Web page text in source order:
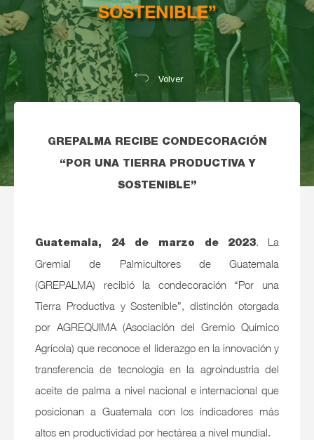
SOSTENIBLE”
Volver
GREPALMA RECIBE CONDECORACIÓN
“POR UNA TIERRA PRODUCTIVA Y
SOSTENIBLE”
Guatemala, 24 de marzo de 2023. La
Gremial de Palmicultores de Guatemala
(GREPALMA) recibió la condecoración “Por una
Tierra Productiva y Sostenible”, distinción otorgada
por AGREQUIMA (Asociación del Gremio Químico
Agrícola) que reconoce el liderazgo en la innovación y
transferencia de tecnología en la agroindustria del
aceite de palma a nivel nacional e internacional que
posicionan a Guatemala con los indicadores más
altos en productividad por hectárea a nivel mundial.